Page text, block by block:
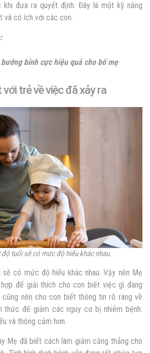
đưa ra quyết định. Đây là một kỹ năng
và có ích với các con.
bỉnh cực hiệu quả cho bố mẹ
trẻ về việc đã xảy ra
tuổi sẽ có mức độ hiểu khác nhau.
có mức độ hiểu khác nhau. Vậy nên Mẹ
để giải thích cho con biết việc gì đang
nên cho con biết thông tin rõ ràng về
thức để giảm các nguy cơ bị nhiễm bệnh.
và thông cảm hơn.
Mẹ đã biết cách làm giảm căng thẳng cho